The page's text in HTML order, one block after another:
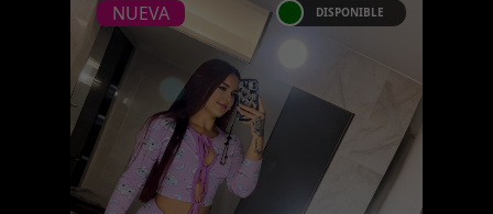
NUEVA DISPONIBLE
STEFANIA CARDONA NUEVA
Próximamente.... Algunas de
nuestras modelos aún no tienen
imágenes disponibles en la web
porque están completando su
sesión ...